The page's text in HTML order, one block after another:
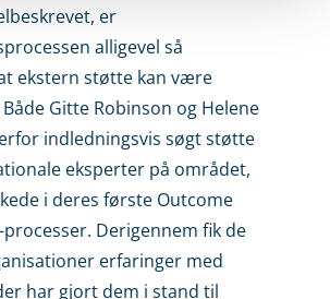
er
alligevel så
ekstern støtte kan være
Gitte Robinson og Helene
indledningsvis søgt støtte
eksperter på området,
i deres første Outcome
Derigennem fik de
erfaringer med
har gjort dem i stand til